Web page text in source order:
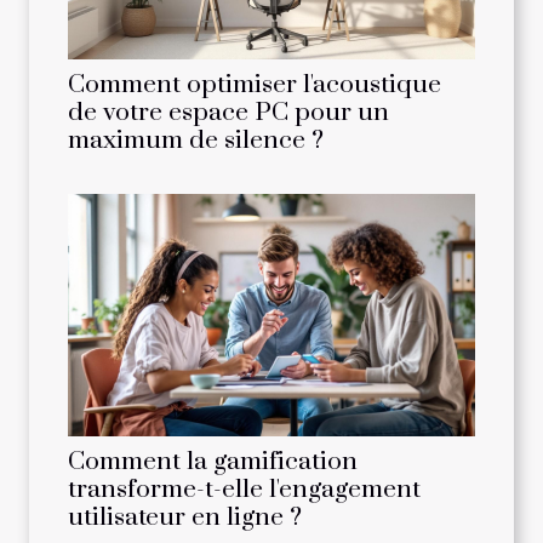
Comment optimiser l'acoustique
de votre espace PC pour un
maximum de silence ?
Comment la gamification
transforme-t-elle l'engagement
utilisateur en ligne ?